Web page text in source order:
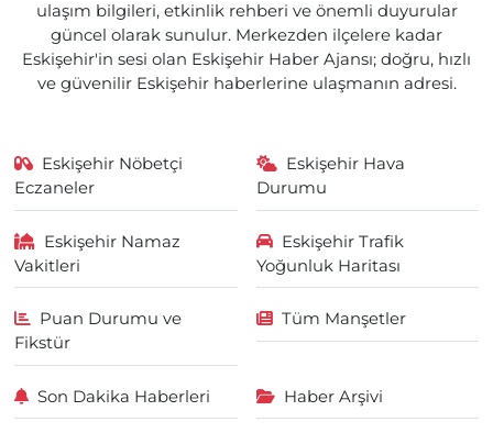
ulaşım bilgileri, etkinlik rehberi ve önemli duyurular
güncel olarak sunulur. Merkezden ilçelere kadar
Eskişehir'in sesi olan Eskişehir Haber Ajansı; doğru, hızlı
ve güvenilir Eskişehir haberlerine ulaşmanın adresi.
Eskişehir Nöbetçi
Eczaneler
Eskişehir Hava
Durumu
Eskişehir Namaz
Vakitleri
Eskişehir Trafik
Yoğunluk Haritası
Puan Durumu ve
Fikstür
Tüm Manşetler
Son Dakika Haberleri Haber Arşivi